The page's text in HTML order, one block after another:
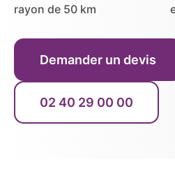
rayon de 50 km
Demander un devis
02 40 29 00 00